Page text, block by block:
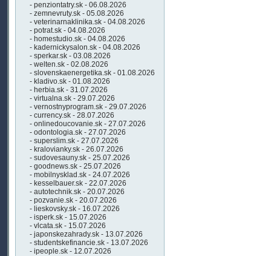
- penziontatry.sk - 06.08.2026
- zemnevruty.sk - 05.08.2026
- veterinarnaklinika.sk - 04.08.2026
- potrat.sk - 04.08.2026
- homestudio.sk - 04.08.2026
- kadernickysalon.sk - 04.08.2026
- sperkar.sk - 03.08.2026
- welten.sk - 02.08.2026
- slovenskaenergetika.sk - 01.08.2026
- kladivo.sk - 01.08.2026
- herbia.sk - 31.07.2026
- virtualna.sk - 29.07.2026
- vernostnyprogram.sk - 29.07.2026
- currency.sk - 28.07.2026
- onlinedoucovanie.sk - 27.07.2026
- odontologia.sk - 27.07.2026
- superslim.sk - 27.07.2026
- kralovianky.sk - 26.07.2026
- sudovesauny.sk - 25.07.2026
- goodnews.sk - 25.07.2026
- mobilnysklad.sk - 24.07.2026
- kesselbauer.sk - 22.07.2026
- autotechnik.sk - 20.07.2026
- pozvanie.sk - 20.07.2026
- lieskovsky.sk - 16.07.2026
- isperk.sk - 15.07.2026
- vlcata.sk - 15.07.2026
- japonskezahrady.sk - 13.07.2026
- studentskefinancie.sk - 13.07.2026
- ipeople.sk - 12.07.2026